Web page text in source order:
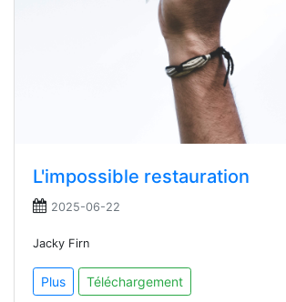
L'impossible restauration
2025-06-22
Jacky Firn
Plus Téléchargement